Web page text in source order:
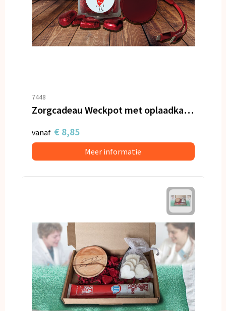
7448
Zorgcadeau Weckpot met oplaadkabel en hartjes
vanaf € 8,85
Meer informatie